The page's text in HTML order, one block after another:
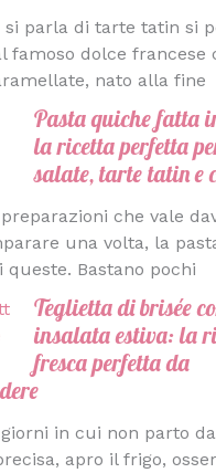
si parla di tarte tatin si
famoso dolce francese
nato alla fine
Pasta quiche fatta
la ricetta perfetta
salate, tarte tatin e
che vale
una volta, la
queste. Bastano pochi
Teglietta di brisée
insalata estiva: la
fresca perfetta da
in cui non parto
apro il frigo,